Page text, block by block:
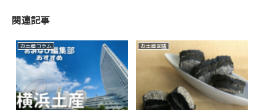
関連記事
お土産コラム お土産図鑑